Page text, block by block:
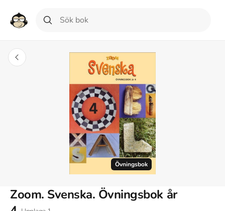
Övningsbok
Zoom. Svenska. Övningsbok år